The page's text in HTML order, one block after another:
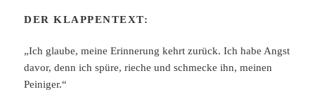
DER KLAPPENTEXT:
„Ich glaube, meine Erinnerung kehrt zurück. Ich habe Angst
davor, denn ich spüre, rieche und schmecke ihn, meinen
Peiniger.“